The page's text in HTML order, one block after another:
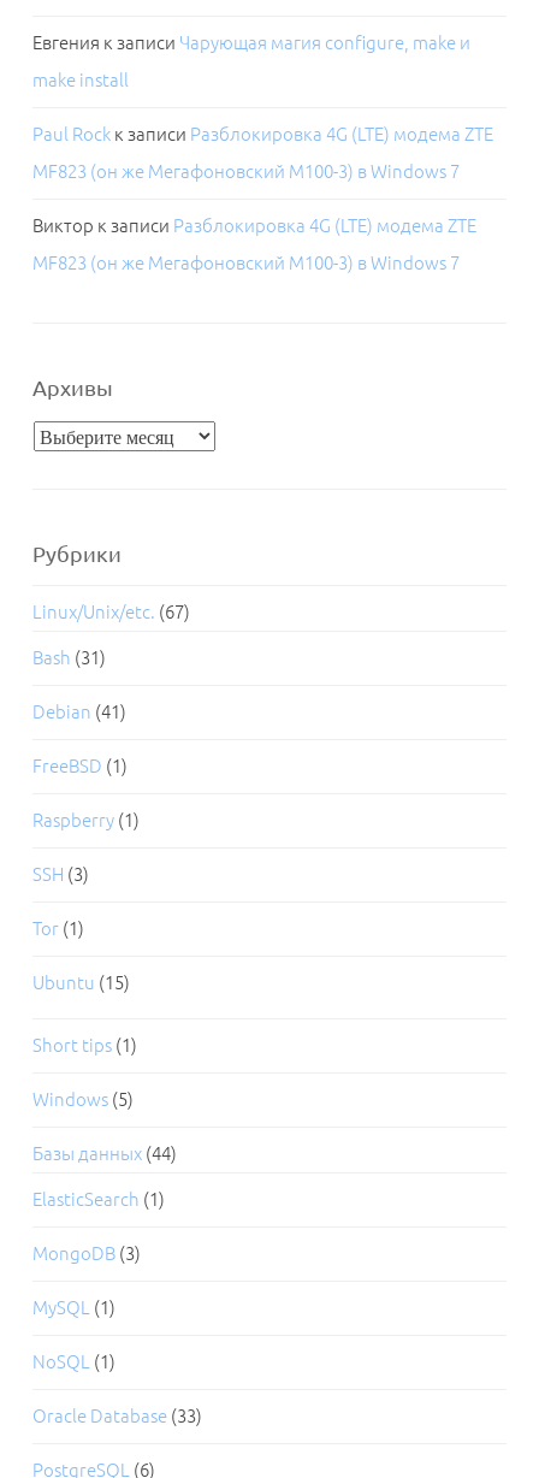
Евгения к записи Чарующая магия configure, make и
make install
Paul Rock к записи Разблокировка 4G (LTE) модема ZTE
MF823 (он же Мегафоновский M100-3) в Windows 7
Виктор к записи Разблокировка 4G (LTE) модема ZTE
MF823 (он же Мегафоновский M100-3) в Windows 7
Архивы
Архивы
Рубрики
Linux/Unix/etc. (67)
Bash (31)
Debian (41)
FreeBSD (1)
Raspberry (1)
SSH (3)
Tor (1)
Ubuntu (15)
Short tips (1)
Windows (5)
Базы данных (44)
ElasticSearch (1)
MongoDB (3)
MySQL (1)
NoSQL (1)
Oracle Database (33)
PostgreSQL (6)